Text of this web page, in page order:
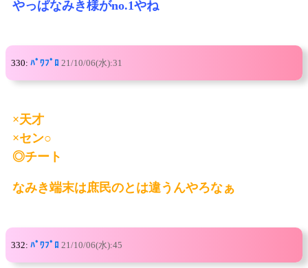
やっぱなみき様がno.1やね
330: ﾊﾟﾜﾌﾟﾛ 21/10/06(水):31
×天才
×セン○
◎チート
なみき端末は庶民のとは違うんやろなぁ
332: ﾊﾟﾜﾌﾟﾛ 21/10/06(水):45